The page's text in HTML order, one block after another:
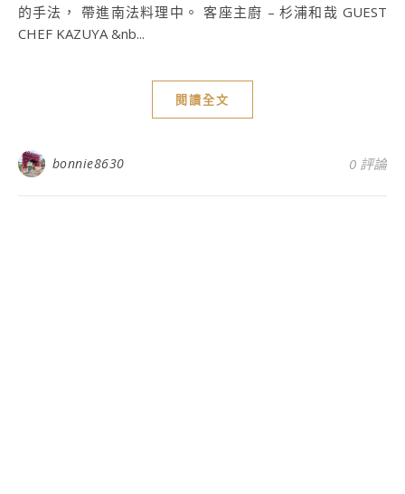
的手法， 帶進南法料理中。 客座主廚 – 杉浦和哉 GUEST
CHEF KAZUYA &nb...
閱讀全文
bonnie8630 0 評論